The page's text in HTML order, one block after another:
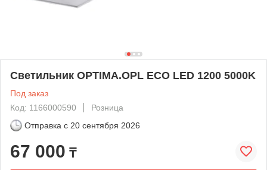
Светильник OPTIMA.OPL ECO LED 1200 5000K
Под заказ
Код: 1166000590
Розница
Отправка с 20 сентября 2026
67 000 ₸